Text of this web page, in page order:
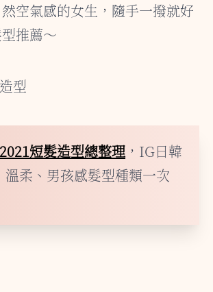
空氣感的女生，隨手一撥就好
推薦～
2021短髮造型總整理，IG日韓
溫柔、男孩感髮型種類一次